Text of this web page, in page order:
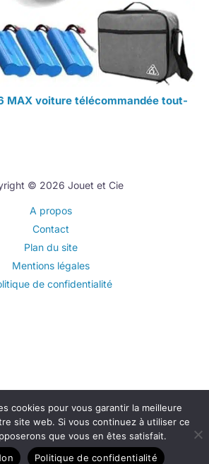
MAX voiture télécommandée tout-
© 2026 Jouet et Cie
A propos
Contact
Plan du site
Mentions légales
de confidentialité
cookies pour vous garantir la meilleure
site web. Si vous continuez à utiliser ce
que vous en êtes satisfait.
Politique de confidentialité